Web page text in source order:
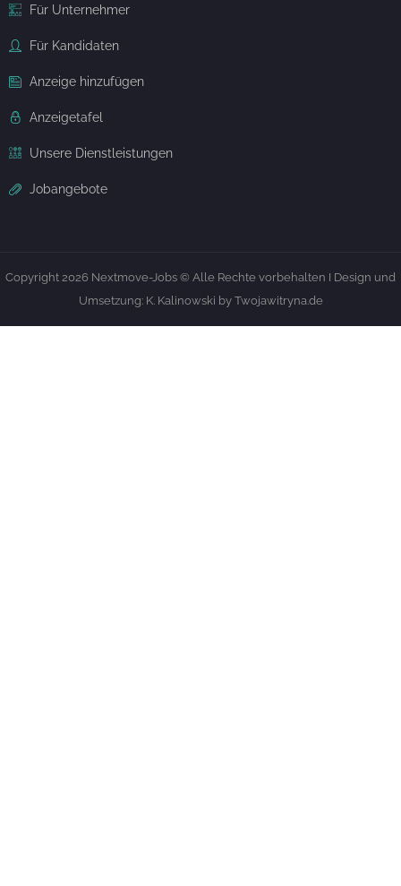
Für Unternehmer
Für Kandidaten
Anzeige hinzufügen
Anzeigetafel
Unsere Dienstleistungen
Jobangebote
Copyright 2026 Nextmove-Jobs © Alle Rechte vorbehalten I Design und
Umsetzung: K. Kalinowski by Twojawitryna.de